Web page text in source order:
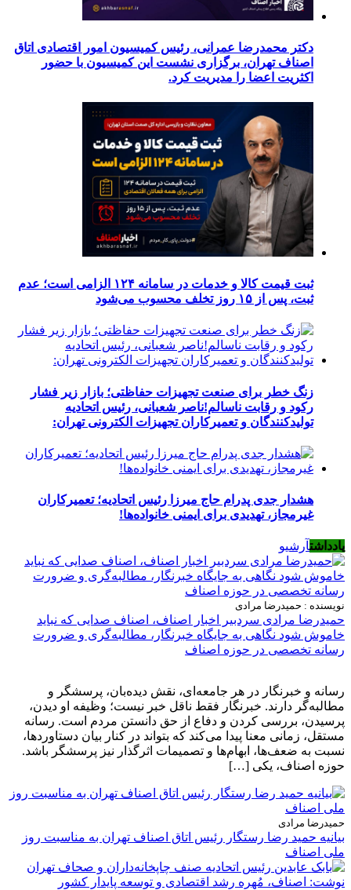
دکتر محمدرضا عمرانی، رئیس کمیسیون امور اقتصادی اتاق
اصناف تهران، برگزاری نشست این کمیسیون با حضور
اکثریت اعضا را مدیریت کرد.
ثبت قیمت کالا و خدمات در سامانه ۱۲۴ الزامی است؛ عدم
ثبت، پس از ۱۵ روز تخلف محسوب می‌شود
زنگ خطر برای صنعت تجهیزات حفاظتی؛ بازار زیر فشار
رکود و رقابت ناسالم!ناصر شعبانی، رئیس اتحادیه
تولیدکنندگان و تعمیرکاران تجهیزات الکترونی تهران:
هشدار جدی پدرام حاج میرزا رئیس اتحادیه؛ تعمیرکاران
غیرمجاز، تهدیدی برای ایمنی خانواده‌ها!
یادداشتآرشیو
نویسنده : حمیدرضا مرادی
حمیدرضا مرادی سردبیر اخبار اصناف، اصناف صدایی که نباید
خاموش شود نگاهی به جایگاه خبرنگار، مطالبه‌گری و ضرورت
رسانه تخصصی در حوزه اصناف
رسانه و خبرنگار در هر جامعه‌ای، نقش دیده‌بان، پرسشگر و
مطالبه‌گر دارند. خبرنگار فقط ناقل خبر نیست؛ وظیفه او دیدن،
پرسیدن، بررسی کردن و دفاع از حق دانستن مردم است. رسانه
مستقل، زمانی معنا پیدا می‌کند که بتواند در کنار بیان دستاوردها،
نسبت به ضعف‌ها، ابهام‌ها و تصمیمات اثرگذار نیز پرسشگر باشد.
حوزه اصناف، یکی […]
حمیدرضا مرادی
بیانیه حمید رضا رستگار رئیس اتاق اصناف تهران به مناسبت روز
ملی اصناف